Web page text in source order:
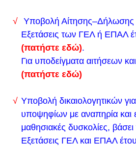
Έκθεση Εξωτερικής
Μονάδας (σχολικό έτος
Σήμερα 29/9/2023 ημέρα
παρακάτω εκδηλώσεις:
8:45 -9:15 ΧΟΡΕΥΤΙΚΑ
9:30-10:10 ΠΟΔΟΣΦΑΙΡΟ
10:15-10:50 ΜΠΑΣΚΕΤ Α-Β
11:00-11:35 ΠΟΔΟΣΦΑΙΡΟ
11:45-12:20 ΜΠΑΣΚΕΤ Ν-
Υποβολή Αίτησης–Δήλωσης
Εξετάσεις των ΓΕΛ ή ΕΠΑΛ
(πατήστε εδώ).
Για υποδείγματα αιτήσεων
(πατήστε εδώ)
Υποβολή δικαιολογητικών
υποψηφίων με αναπηρία και
μαθησιακές δυσκολίες,
Εξετάσεις ΓΕΛ και ΕΠΑΛ